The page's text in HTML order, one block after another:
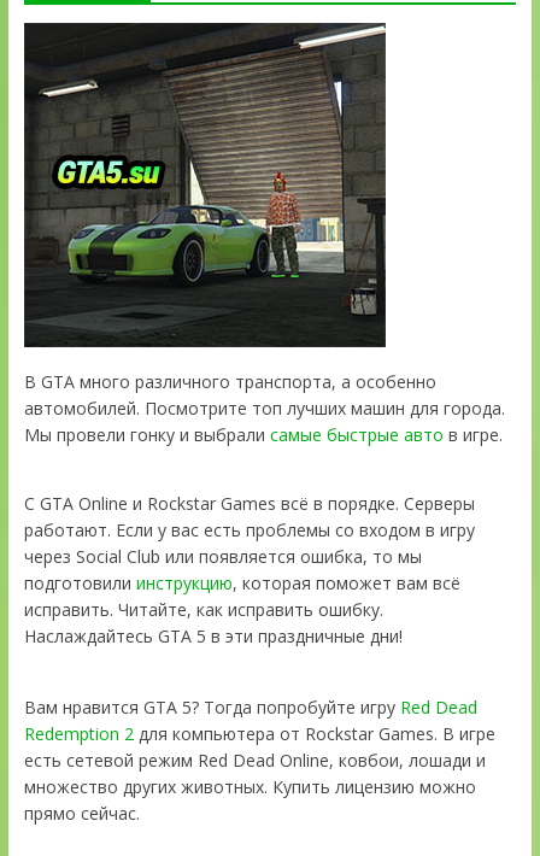
В GTA много различного транспорта, а особенно
автомобилей. Посмотрите топ лучших машин для города.
Мы провели гонку и выбрали самые быстрые авто в игре.
С GTA Online и Rockstar Games всё в порядке. Серверы
работают. Если у вас есть проблемы со входом в игру
через Social Club или появляется ошибка, то мы
подготовили инструкцию, которая поможет вам всё
исправить. Читайте, как исправить ошибку.
Наслаждайтесь GTA 5 в эти праздничные дни!
Вам нравится GTA 5? Тогда попробуйте игру Red Dead
Redemption 2для компьютера от Rockstar Games. В игре
есть сетевой режим Red Dead Online, ковбои, лошади и
множество других животных. Купить лицензию можно
прямо сейчас.